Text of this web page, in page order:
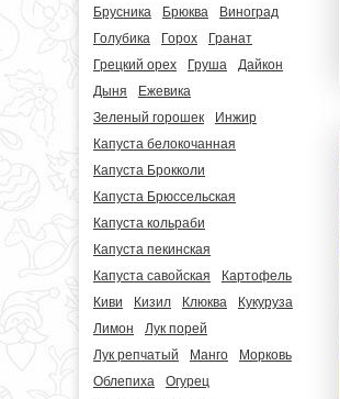
Брусника
Брюква
Виноград
Голубика
Горох
Гранат
Грецкий орех
Груша
Дайкон
Дыня
Ежевика
Зеленый горошек
Инжир
Капуста белокочанная
Капуста Брокколи
Капуста Брюссельская
Капуста кольраби
Капуста пекинская
Капуста савойская
Картофель
Киви
Кизил Клюква
Кукуруза
Лимон
Лук порей
Лук репчатый
Манго
Морковь
Облепиха
Огурец